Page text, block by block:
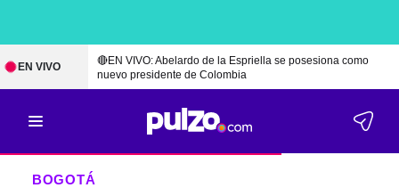
EN VIVO
🔴EN VIVO: Abelardo de la Espriella se posesiona como
nuevo presidente de Colombia
BOGOTÁ